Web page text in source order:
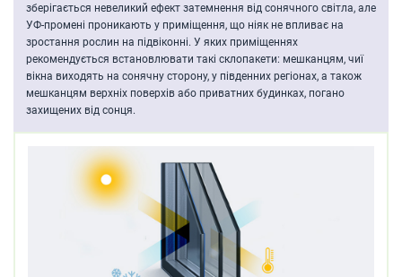
зберігається невеликий ефект затемнення від сонячного світла, але
УФ-промені проникають у приміщення, що ніяк не впливає на
зростання рослин на підвіконні. У яких приміщеннях
рекомендується встановлювати такі склопакети: мешканцям, чиї
вікна виходять на сонячну сторону, у південних регіонах, а також
мешканцям верхніх поверхів або приватних будинках, погано
захищених від сонця.